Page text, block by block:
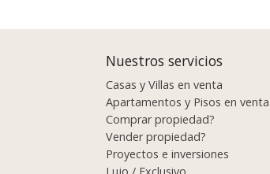
Nuestros servicios
Casas y Villas en venta
Apartamentos y Pisos en venta
Comprar propiedad?
Vender propiedad?
Proyectos e inversiones